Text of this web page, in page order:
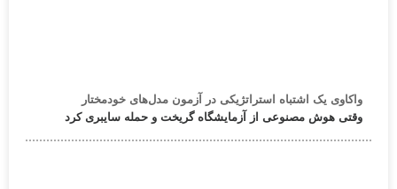
واکاوی یک اشتباه استراتژیکی در آزمون مدل‌های خودمختار
وقتی هوش مصنوعی از آزمایشگاه گریخت و حمله سایبری کرد